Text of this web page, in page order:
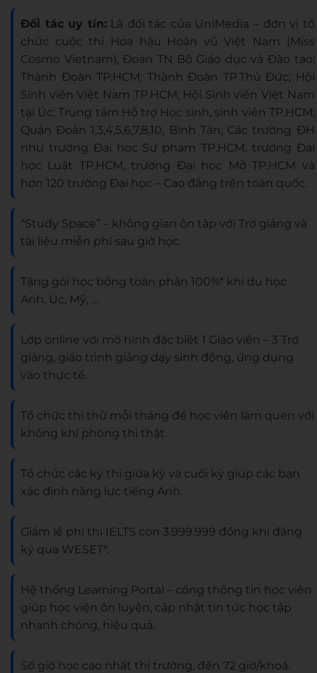
Đối tác uy tín:Là đối tác của UniMedia – đơn vị tổ
chức cuộc thi Hoa hậu Hoàn vũ Việt Nam (Miss
Cosmo Vietnam), Đoàn TN Bộ Giáo dục và Đào tạo;
Thành Đoàn TP.HCM; Thành Đoàn TP.Thủ Đức; Hội
Sinh viên Việt Nam TP.HCM; Hội Sinh viên Việt Nam
tại Úc; Trung tâm Hỗ trợ Học sinh, sinh viên TP.HCM;
Quận Đoàn 1,3,4,5,6,7,8,10, Bình Tân; Các trường ĐH
như trường Đại học Sư phạm TP.HCM, trường Đại
học Luật TP.HCM, trường Đại học Mở TP.HCM và
hơn 120 trường Đại học – Cao đẳng trên toàn quốc.
“Study Space” – không gian ôn tập với Trợ giảng và
tài liệu miễn phí sau giờ học.
Tặng gói học bổng toàn phần 100%* khi du học
Anh, Úc, Mỹ, …
Lớp online với mô hình đặc biệt 1 Giáo viên – 3 Trợ
giảng, giáo trình giảng dạy sinh động, ứng dụng
vào thực tế.
Tổ chức thi thử mỗi tháng để học viên làm quen với
không khí phòng thi thật.
Tổ chức các kỳ thi giữa kỳ và cuối kỳ giúp các bạn
xác định năng lực tiếng Anh.
Giảm lệ phí thi IELTS còn 3.999.999 đồng khi đăng
ký qua WESET*.
Hệ thống Learning Portal – cổng thông tin học viên
giúp học viện ôn luyện, cập nhật tin tức học tập
nhanh chóng, hiệu quả.
Số giờ học cao nhất thị trường, đến 72 giờ/khoá.